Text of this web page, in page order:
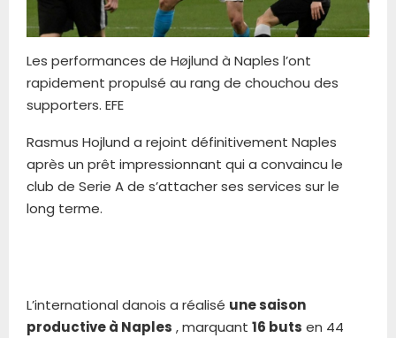
Les performances de Højlund à Naples l’ont
rapidement propulsé au rang de chouchou des
supporters. EFE
Rasmus Hojlund a rejoint définitivement Naples
après un prêt impressionnant qui a convaincu le
club de Serie A de s’attacher ses services sur le
long terme.
L’international danois a réalisé une saison
productive à Naples , marquant 16 buts en 44